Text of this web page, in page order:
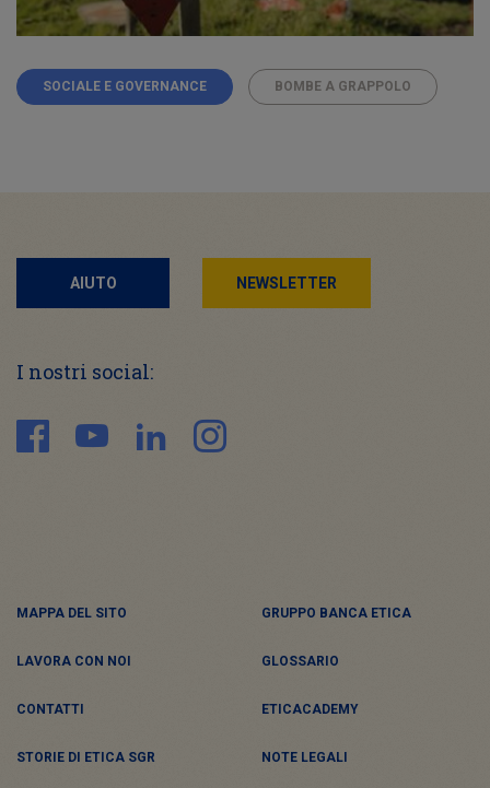
SOCIALE E GOVERNANCE BOMBE A GRAPPOLO
AIUTO NEWSLETTER
I nostri social:
MAPPA DEL SITO GRUPPO BANCA ETICA
LAVORA CON NOI GLOSSARIO
CONTATTI ETICACADEMY
STORIE DI ETICA SGR NOTE LEGALI